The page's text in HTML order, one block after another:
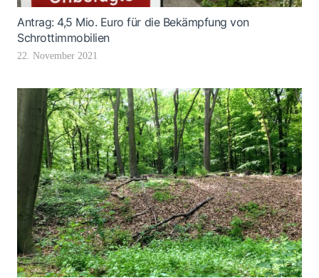
Antrag: 4,5 Mio. Euro für die Bekämpfung von
Schrottimmobilien
22. November 2021